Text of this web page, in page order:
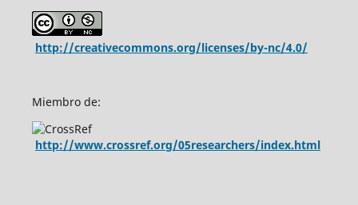
http://creativecommons.org/licenses/by-nc/4.0/
Miembro de:
http://www.crossref.org/05researchers/index.html